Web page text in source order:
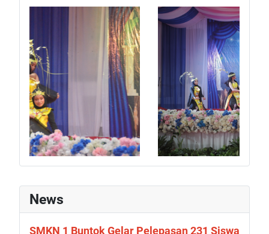
News
SMKN 1 Buntok Gelar Pelepasan 231 Siswa